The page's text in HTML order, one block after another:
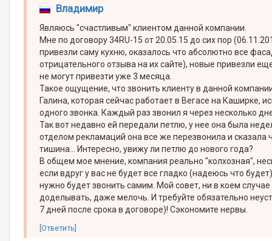
Владимир
Являюсь "счастливым" клиентом данной компании.
Мне по договору 34RU-15 от 20.05.15 до сих пор
привезли саму кухню, оказалось что абсолютно все
отрицательного отзыва на их сайте), новые привезли
не могут привезти уже 3 месяца.
Такое ощущение, что звонить клиенту в данной
Галина, которая сейчас работает в Вегасе на Каширке,
одного звонка. Каждый раз звонил я через несколько
Так вот недавно ей передали петлю, у нее она была
отделом рекламаций она все же перезвонила и
тишина... Интересно, увижу ли петлю до нового года?
В общем мое мнение, компания реально "колхозная",
если вдруг у вас не будет все гладко (надеюсь что
нужно будет звонить самим. Мой совет, ни в коем
доделывать, даже мелочь. И требуйте обязательно
7 дней после срока в договоре)! Сэкономите нервы.
[Ответить]